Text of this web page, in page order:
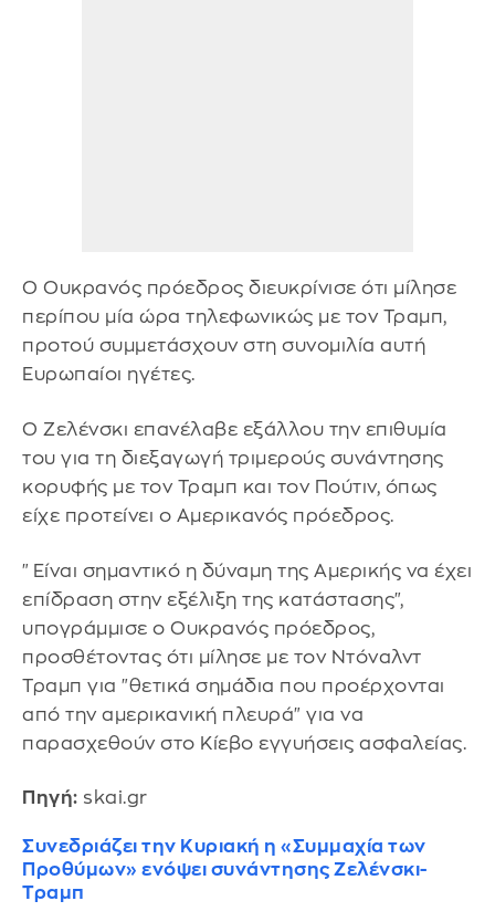
Ο Ουκρανός πρόεδρος διευκρίνισε ότι μίλησε
περίπου μία ώρα τηλεφωνικώς με τον Τραμπ,
προτού συμμετάσχουν στη συνομιλία αυτή
Ευρωπαίοι ηγέτες.
Ο Ζελένσκι επανέλαβε εξάλλου την επιθυμία
του για τη διεξαγωγή τριμερούς συνάντησης
κορυφής με τον Τραμπ και τον Πούτιν, όπως
είχε προτείνει ο Αμερικανός πρόεδρος.
"Είναι σημαντικό η δύναμη της Αμερικής να έχει
επίδραση στην εξέλιξη της κατάστασης",
υπογράμμισε ο Ουκρανός πρόεδρος,
προσθέτοντας ότι μίλησε με τον Ντόναλντ
Τραμπ για "θετικά σημάδια που προέρχονται
από την αμερικανική πλευρά" για να
παρασχεθούν στο Κίεβο εγγυήσεις ασφαλείας.
Πηγή: skai.gr
Συνεδριάζει την Κυριακή η «Συμμαχία των
Προθύμων» ενόψει συνάντησης Ζελένσκι-
Τραμπ